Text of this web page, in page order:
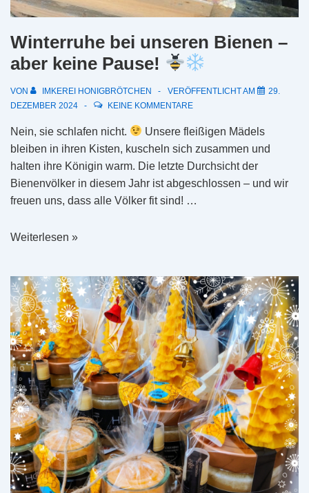
Winterruhe bei unseren Bienen –
aber keine Pause!
VON IMKEREI HONIGBRÖTCHEN VERÖFFENTLICHT AM
29.
DEZEMBER 2024
KEINE KOMMENTARE
Nein, sie schlafen nicht.
Unsere fleißigen Mädels
bleiben in ihren Kisten, kuscheln sich zusammen und
halten ihre Königin warm. Die letzte Durchsicht der
Bienenvölker in diesem Jahr ist abgeschlossen – und wir
freuen uns, dass alle Völker fit sind! …
Winterruhe
Bienen
–
aber
keine
Pause!
Weiterlesen »